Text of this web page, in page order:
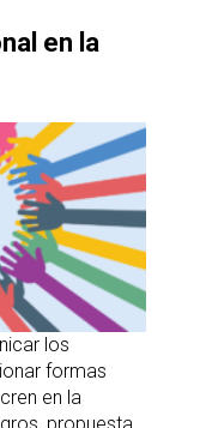
en la
los
formas
en la